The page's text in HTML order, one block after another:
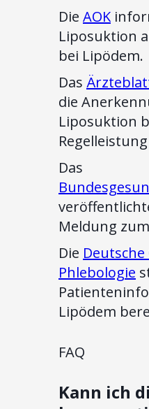
Die AOK
Liposuktion
bei Lipödem.
Das
die
Liposuktion
Das
Meldung
Die
Phlebologie
Lipödem
FAQ
Kann ich